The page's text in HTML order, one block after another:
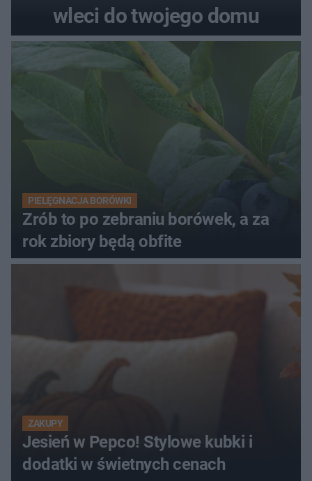
wleci do twojego domu
PIELĘGNACJA BORÓWKI
Zrób to po zebraniu borówek, a za
rok zbiory będą obfite
ZAKUPY
Jesień w Pepco! Stylowe kubki i
dodatki w świetnych cenach